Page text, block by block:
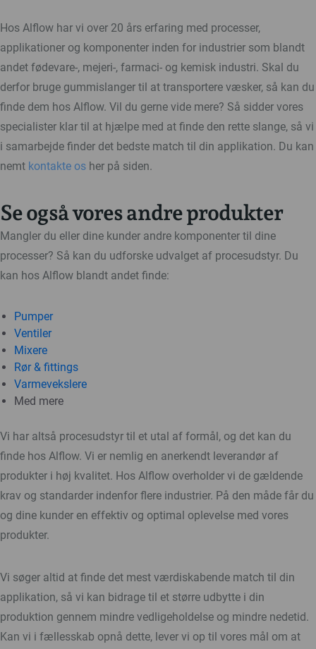
Hos Alflow har vi over 20 års erfaring med processer,
applikationer og komponenter inden for industrier som blandt
andet fødevare-, mejeri-, farmaci- og kemisk industri. Skal du
derfor bruge gummislanger til at transportere væsker, så kan du
finde dem hos Alflow. Vil du gerne vide mere? Så sidder vores
specialister klar til at hjælpe med at finde den rette slange, så vi
i samarbejde finder det bedste match til din applikation. Du kan
nemt kontakte os her på siden.
Se også vores andre produkter
Mangler du eller dine kunder andre komponenter til dine
processer? Så kan du udforske udvalget af procesudstyr. Du
kan hos Alflow blandt andet finde:
Pumper
Ventiler
Mixere
Rør & fittings
Varmevekslere
Med mere
Vi har altså procesudstyr til et utal af formål, og det kan du
finde hos Alflow. Vi er nemlig en anerkendt leverandør af
produkter i høj kvalitet. Hos Alflow overholder vi de gældende
krav og standarder indenfor flere industrier. På den måde får du
og dine kunder en effektiv og optimal oplevelse med vores
produkter.
Vi søger altid at finde det mest værdiskabende match til din
applikation, så vi kan bidrage til et større udbytte i din
produktion gennem mindre vedligeholdelse og mindre nedetid.
Kan vi i fællesskab opnå dette, lever vi op til vores mål om at